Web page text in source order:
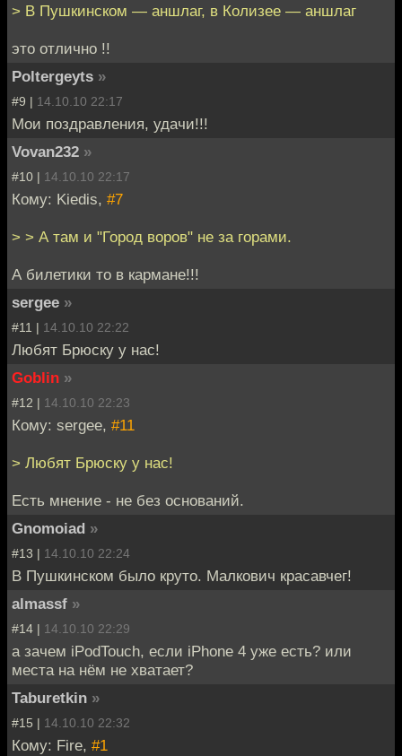
> В Пушкинском — аншлаг, в Колизее — аншлаг
это отлично !!
Poltergeyts »
#9 | 14.10.10 22:17
Мои поздравления, удачи!!!
Vovan232 »
#10 | 14.10.10 22:17
Кому: Kiedis, #7
> > А там и "Город воров" не за горами.
А билетики то в кармане!!!
sergee »
#11 | 14.10.10 22:22
Любят Брюску у нас!
Goblin »
#12 | 14.10.10 22:23
Кому: sergee, #11
> Любят Брюску у нас!
Есть мнение - не без оснований.
Gnomoiad »
#13 | 14.10.10 22:24
В Пушкинском было круто. Малкович красавчег!
almassf »
#14 | 14.10.10 22:29
а зачем iPodTouch, если iPhone 4 уже есть? или
места на нём не хватает?
Taburetkin »
#15 | 14.10.10 22:32
Кому: Fire, #1